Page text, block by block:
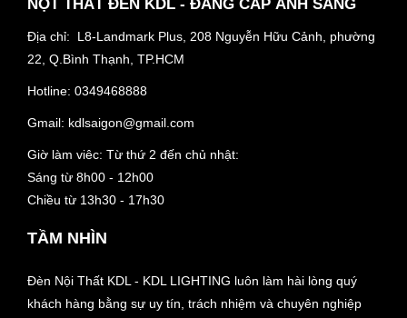
NỘT THẤT ĐÈN KDL - ĐẲNG CẤP ÁNH SÁNG
Địa chỉ: L8-Landmark Plus, 208 Nguyễn Hữu Cảnh, phường
22, Q.Bình Thạnh, TP.HCM
Hotline: 0349468888
Gmail: kdlsaigon@gmail.com
Giờ làm viêc: Từ thứ 2 đến chủ nhật:
Sáng từ 8h00 - 12h00
Chiều từ 13h30 - 17h30
TẦM NHÌN
Đèn Nội Thất KDL - KDL LIGHTING luôn làm hài lòng quý
khách hàng bằng sự uy tín, trách nhiệm và chuyên nghiệp